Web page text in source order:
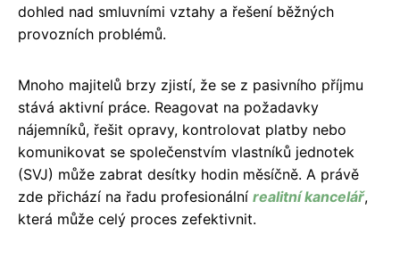
dohled nad smluvními vztahy a řešení běžných
provozních problémů.
Mnoho majitelů brzy zjistí, že se z pasivního příjmu
stává aktivní práce. Reagovat na požadavky
nájemníků, řešit opravy, kontrolovat platby nebo
komunikovat se společenstvím vlastníků jednotek
(SVJ) může zabrat desítky hodin měsíčně. A právě
zde přichází na řadu profesionální realitní kancelář,
která může celý proces zefektivnit.